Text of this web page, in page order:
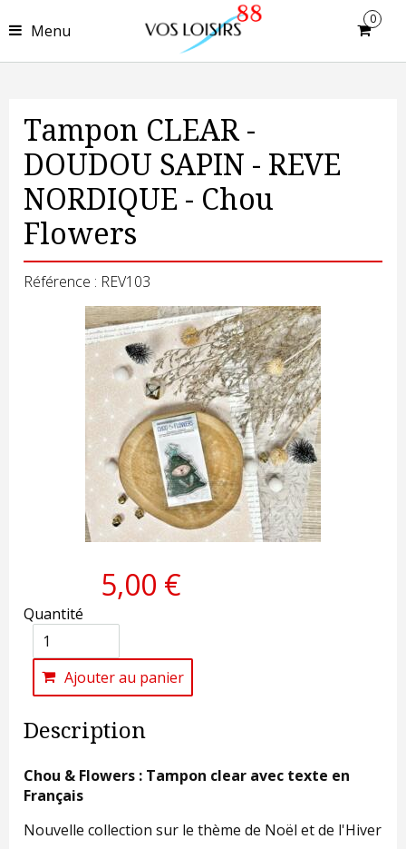
Menu
0
Tampon CLEAR -
DOUDOU SAPIN - REVE
NORDIQUE - Chou
Flowers
Référence : REV103
5,00 €
Quantité
Ajouter au panier
Description
Chou & Flowers : Tampon clear avec texte en
Français
Nouvelle collection sur le thème de Noël et de l'Hiver